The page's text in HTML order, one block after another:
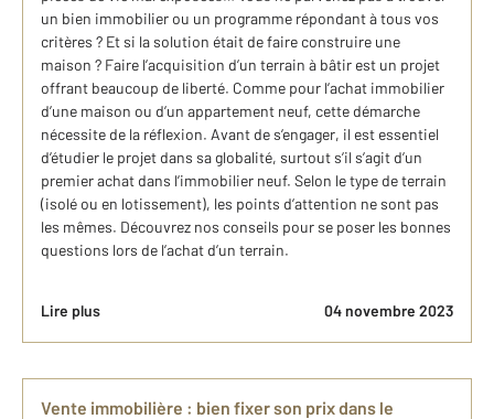
un bien immobilier ou un programme répondant à tous vos
critères ? Et si la solution était de faire construire une
maison ? Faire l’acquisition d’un terrain à bâtir est un projet
offrant beaucoup de liberté. Comme pour l’achat immobilier
d’une maison ou d’un appartement neuf, cette démarche
nécessite de la réflexion. Avant de s’engager, il est essentiel
d’étudier le projet dans sa globalité, surtout s’il s’agit d’un
premier achat dans l’immobilier neuf. Selon le type de terrain
(isolé ou en lotissement), les points d’attention ne sont pas
les mêmes. Découvrez nos conseils pour se poser les bonnes
questions lors de l’achat d’un terrain.
Lire plus 04 novembre 2023
Vente immobilière : bien fixer son prix dans le